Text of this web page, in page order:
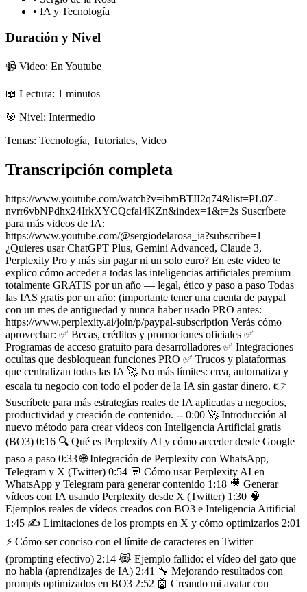
• IA y Tecnología
Duración y Nivel
📹 Video: En Youtube
📖 Lectura: 1 minutos
🎯 Nivel: Intermedio
Temas: Tecnología, Tutoriales, Video
Transcripción completa
https://www.youtube.com/watch?v=ibmBTII2q74&list=PL0Z-
nvrr6vbNPdhx24IrkXYCQcfal4KZn&index=1&t=2s Suscríbete
para más videos de IA:
https://www.youtube.com/@sergiodelarosa_ia?subscribe=1
¿Quieres usar ChatGPT Plus, Gemini Advanced, Claude 3,
Perplexity Pro y más sin pagar ni un solo euro? En este video te
explico cómo acceder a todas las inteligencias artificiales premium
totalmente GRATIS por un año — legal, ético y paso a paso Todas
las IAS gratis por un año: (importante tener una cuenta de paypal
con un mes de antiguedad y nunca haber usado PRO antes:
https://www.perplexity.ai/join/p/paypal-subscription Verás cómo
aprovechar: ✅ Becas, créditos y promociones oficiales ✅
Programas de acceso gratuito para desarrolladores ✅ Integraciones
ocultas que desbloquean funciones PRO ✅ Trucos y plataformas
que centralizan todas las IA 🚀 No más límites: crea, automatiza y
escala tu negocio con todo el poder de la IA sin gastar dinero. 👉
Suscríbete para más estrategias reales de IA aplicadas a negocios,
productividad y creación de contenido. -- 0:00 🚀 Introducción al
nuevo método para crear vídeos con Inteligencia Artificial gratis
(BO3) 0:16 🔍 Qué es Perplexity AI y cómo acceder desde Google
paso a paso 0:33 🌐 Integración de Perplexity con WhatsApp,
Telegram y X (Twitter) 0:54 💬 Cómo usar Perplexity AI en
WhatsApp y Telegram para generar contenido 1:18 🎥 Generar
vídeos con IA usando Perplexity desde X (Twitter) 1:30 🧠
Ejemplos reales de vídeos creados con BO3 e Inteligencia Artificial
1:45 ✍️ Limitaciones de los prompts en X y cómo optimizarlos 2:01
⚡ Cómo ser conciso con el límite de caracteres en Twitter
(prompting efectivo) 2:14 😹 Ejemplo fallido: el vídeo del gato que
no habla (aprendizajes de IA) 2:41 🔧 Mejorando resultados con
prompts optimizados en BO3 2:52 🤖 Creando mi avatar con